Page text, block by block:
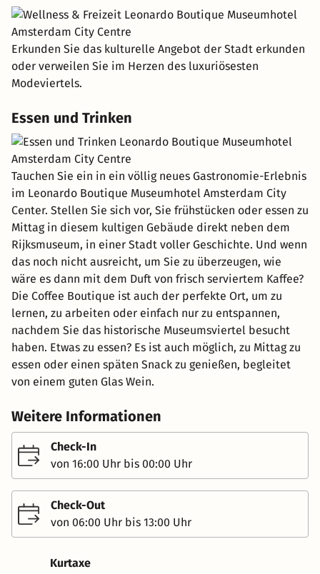
Erkunden Sie das kulturelle Angebot der Stadt erkunden
oder verweilen Sie im Herzen des luxuriösesten
Modeviertels.
Essen und Trinken
Tauchen Sie ein in ein völlig neues Gastronomie-Erlebnis
im Leonardo Boutique Museumhotel Amsterdam City
Center. Stellen Sie sich vor, Sie frühstücken oder essen zu
Mittag in diesem kultigen Gebäude direkt neben dem
Rijksmuseum, in einer Stadt voller Geschichte. Und wenn
das noch nicht ausreicht, um Sie zu überzeugen, wie
wäre es dann mit dem Duft von frisch serviertem Kaffee?
Die Coffee Boutique ist auch der perfekte Ort, um zu
lernen, zu arbeiten oder einfach nur zu entspannen,
nachdem Sie das historische Museumsviertel besucht
haben. Etwas zu essen? Es ist auch möglich, zu Mittag zu
essen oder einen späten Snack zu genießen, begleitet
von einem guten Glas Wein.
Weitere Informationen
Check-In
von 16:00 Uhr bis 00:00 Uhr
Check-Out
von 06:00 Uhr bis 13:00 Uhr
Kurtaxe